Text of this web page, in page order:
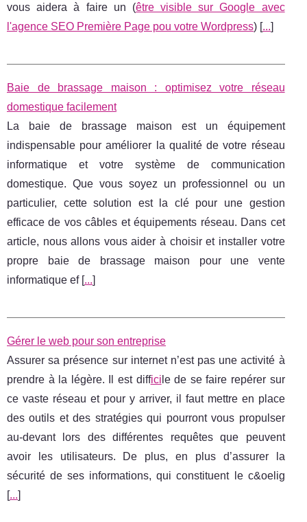
vous aidera à faire un (être visible sur Google avec
l'agence SEO Première Page pou votre Wordpress) [...]
Baie de brassage maison : optimisez votre réseau
domestique facilement
La baie de brassage maison est un équipement
indispensable pour améliorer la qualité de votre réseau
informatique et votre système de communication
domestique. Que vous soyez un professionnel ou un
particulier, cette solution est la clé pour une gestion
efficace de vos câbles et équipements réseau. Dans cet
article, nous allons vous aider à choisir et installer votre
propre baie de brassage maison pour une vente
informatique ef [...]
Gérer le web pour son entreprise
Assurer sa présence sur internet n’est pas une activité à
prendre à la légère. Il est diffici le de se faire repérer sur
ce vaste réseau et pour y arriver, il faut mettre en place
des outils et des stratégies qui pourront vous propulser
au-devant lors des différentes requêtes que peuvent
avoir les utilisateurs. De plus, en plus d’assurer la
sécurité de ses informations, qui constituent le c&oelig
[...]